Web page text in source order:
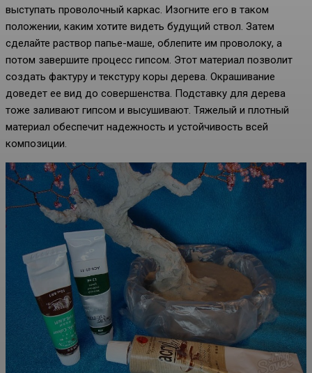
выступать проволочный каркас. Изогните его в таком
положении, каким хотите видеть будущий ствол. Затем
сделайте раствор папье-маше, облепите им проволоку, а
потом завершите процесс гипсом. Этот материал позволит
создать фактуру и текстуру коры дерева. Окрашивание
доведет ее вид до совершенства. Подставку для дерева
тоже заливают гипсом и высушивают. Тяжелый и плотный
материал обеспечит надежность и устойчивость всей
композиции.